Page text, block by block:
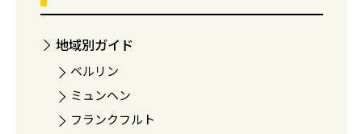
地域別ガイド
ベルリン
ミュンヘン
フランクフルト